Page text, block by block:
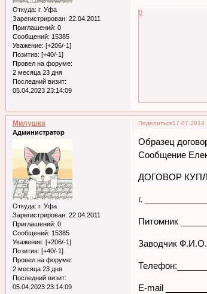
Откуда: г. Уфа
Зарегистрирован: 22.04.2011
Приглашений: 0
Сообщений: 15385
Уважение: [+206/-1]
Позитив: [+40/-1]
Провел на форуме:
2 месяца 23 дня
Последний визит:
05.04.2023 23:14:09
0
Поделиться17.07.2014
Милушка
Администратор
Откуда: г. Уфа
Зарегистрирован: 22.04.2011
Приглашений: 0
Сообщений: 15385
Уважение: [+206/-1]
Позитив: [+40/-1]
Провел на форуме:
2 месяца 23 дня
Последний визит:
05.04.2023 23:14:09
Образец
Сообщение
ДОГОВОР
г.
Питомник
Заводчик Ф.И.О.
E-mail